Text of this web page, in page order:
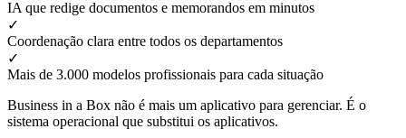
IA que redige documentos e memorandos em minutos
✓
Coordenação clara entre todos os departamentos
✓
Mais de 3.000 modelos profissionais para cada situação
Business in a Box não é mais um aplicativo para gerenciar. É o
sistema operacional que substitui os aplicativos.